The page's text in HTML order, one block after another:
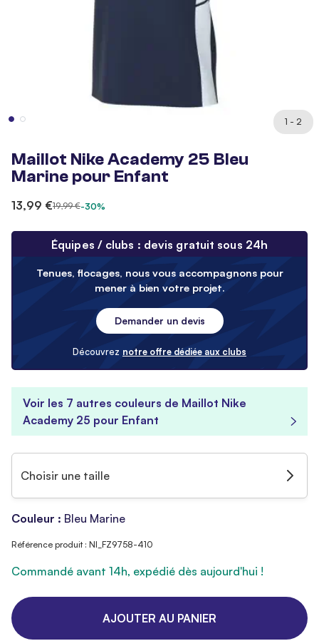
1 - 2
Maillot Nike Academy 25 Bleu
Marine pour Enfant
13,99 €19,99 €-30%
Équipes / clubs : devis gratuit sous 24h
Tenues, flocages, nous vous accompagnons pour
mener à bien votre projet.
Demander un devis
Découvrez notre offre dédiée aux clubs
Voir les 7 autres couleurs de Maillot Nike
Academy 25 pour Enfant
Choisir une taille
Couleur : Bleu Marine
Référence produit : NI_FZ9758-410
Commandé avant 14h, expédié dès aujourd'hui !
AJOUTER AU PANIER